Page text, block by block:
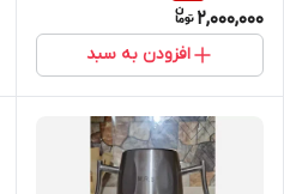
2,000,000
افزودن به سبد